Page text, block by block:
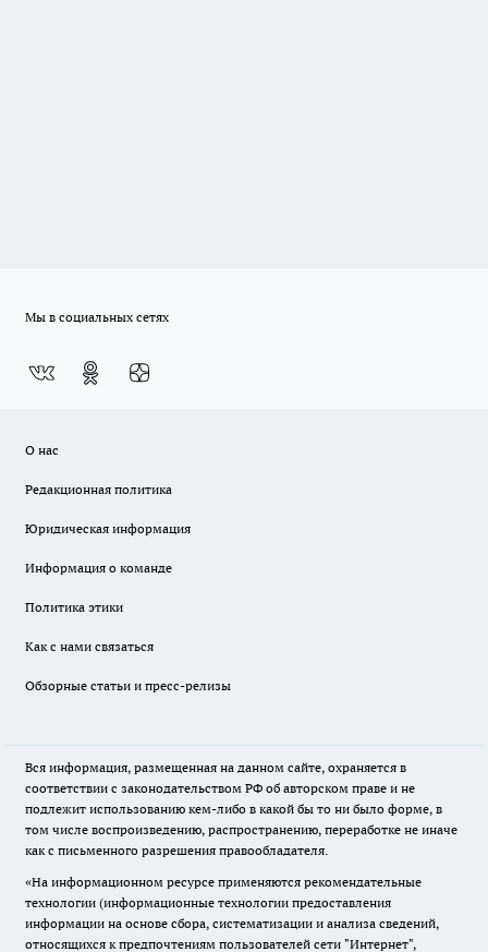
Мы в социальных сетях
О нас
Редакционная политика
Юридическая информация
Информация о команде
Политика этики
Как с нами связаться
Обзорные статьи и пресс-релизы
Вся информация, размещенная на данном сайте, охраняется в
соответствии с законодательством РФ об авторском праве и не
подлежит использованию кем-либо в какой бы то ни было форме, в
том числе воспроизведению, распространению, переработке не иначе
как с письменного разрешения правообладателя.
«На информационном ресурсе применяются рекомендательные
технологии (информационные технологии предоставления
информации на основе сбора, систематизации и анализа сведений,
относящихся к предпочтениям пользователей сети "Интернет",